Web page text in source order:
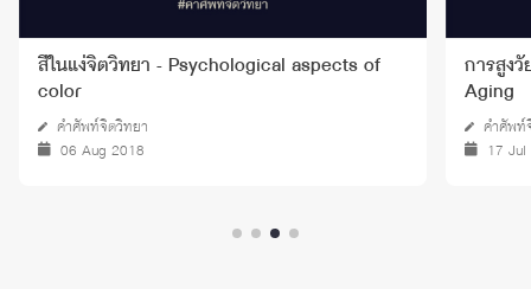
สีในแง่จิตวิทยา - Psychological aspects of
color
คำศัพท์จิตวิทยา
06 Aug 2018
การสูง
Aging
คำศัพท์
17